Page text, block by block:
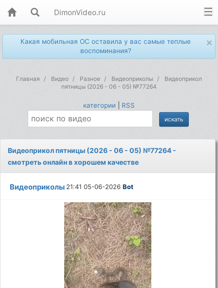
DimonVideo.ru
×
Какая мобильная ОС оставила у вас самые теплые
воспоминания?
Главная Видео Разное Видеоприколы
Видеоприкол
пятницы (2026 - 06 - 05) №77264
категории RSS
Видеоприкол пятницы (2026 - 06 - 05) №77264 -
смотреть онлайн в хорошем качестве
Видеоприколы 21:41 05-06-2026Bot